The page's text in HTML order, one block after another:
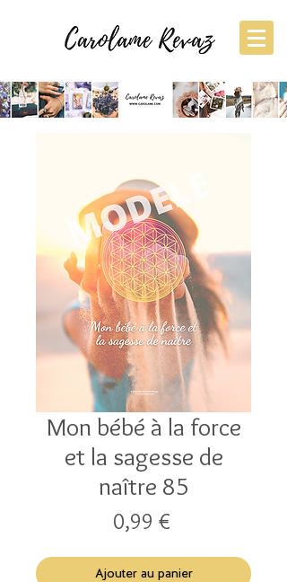
Mon bébé à la force
et la sagesse de
naître 85
0,99 €Prix
Ajouter au panier